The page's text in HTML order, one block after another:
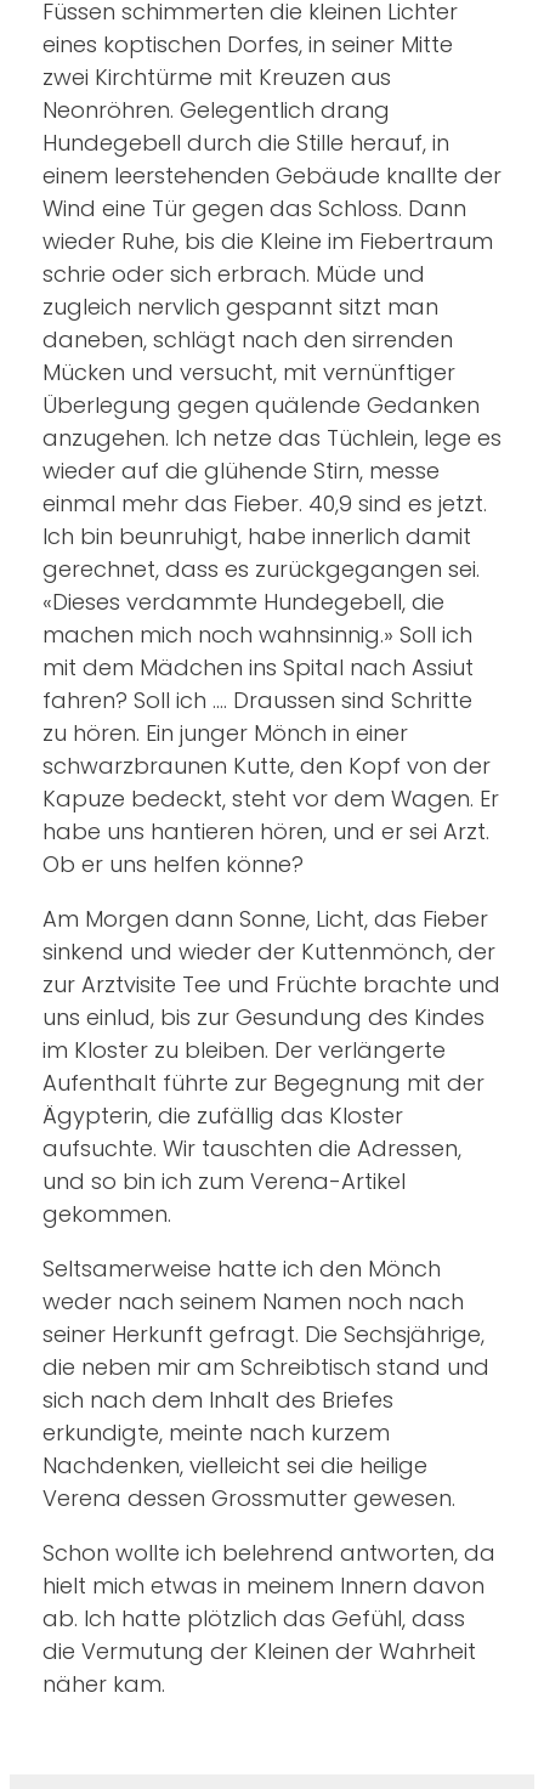
Füssen schimmerten die kleinen Lichter
eines koptischen Dorfes, in seiner Mitte
zwei Kirchtürme mit Kreuzen aus
Neonröhren. Gelegentlich drang
Hundegebell durch die Stille herauf, in
einem leerstehenden Gebäude knallte der
Wind eine Tür gegen das Schloss. Dann
wieder Ruhe, bis die Kleine im Fiebertraum
schrie oder sich erbrach. Müde und
zugleich nervlich gespannt sitzt man
daneben, schlägt nach den sirrenden
Mücken und versucht, mit vernünftiger
Überlegung gegen quälende Gedanken
anzugehen. Ich netze das Tüchlein, lege es
wieder auf die glühende Stirn, messe
einmal mehr das Fieber. 40,9 sind es jetzt.
Ich bin beunruhigt, habe innerlich damit
gerechnet, dass es zurückgegangen sei.
«Dieses verdammte Hundegebell, die
machen mich noch wahnsinnig.» Soll ich
mit dem Mädchen ins Spital nach Assiut
fahren? Soll ich …. Draussen sind Schritte
zu hören. Ein junger Mönch in einer
schwarzbraunen Kutte, den Kopf von der
Kapuze bedeckt, steht vor dem Wagen. Er
habe uns hantieren hören, und er sei Arzt.
Ob er uns helfen könne?
Am Morgen dann Sonne, Licht, das Fieber
sinkend und wieder der Kuttenmönch, der
zur Arztvisite Tee und Früchte brachte und
uns einlud, bis zur Gesundung des Kindes
im Kloster zu bleiben. Der verlängerte
Aufenthalt führte zur Begegnung mit der
Ägypterin, die zufällig das Kloster
aufsuchte. Wir tauschten die Adressen,
und so bin ich zum Verena-Artikel
gekommen.
Seltsamerweise hatte ich den Mönch
weder nach seinem Namen noch nach
seiner Herkunft gefragt. Die Sechsjährige,
die neben mir am Schreibtisch stand und
sich nach dem Inhalt des Briefes
erkundigte, meinte nach kurzem
Nachdenken, vielleicht sei die heilige
Verena dessen Grossmutter gewesen.
Schon wollte ich belehrend antworten, da
hielt mich etwas in meinem Innern davon
ab. Ich hatte plötzlich das Gefühl, dass
die Vermutung der Kleinen der Wahrheit
näher kam.